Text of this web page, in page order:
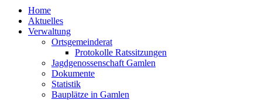
Home
Aktuelles
Verwaltung
Ortsgemeinderat
Protokolle Ratssitzungen
Jagdgenossenschaft Gamlen
Dokumente
Statistik
Bauplätze in Gamlen